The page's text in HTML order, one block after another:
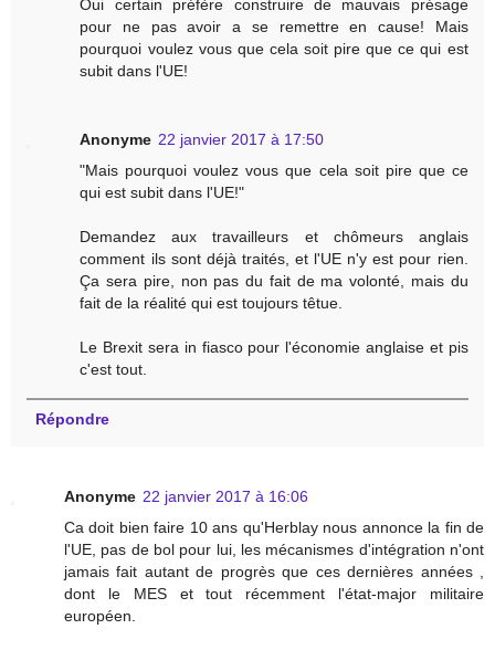
Oui certain préfère construire de mauvais présage
pour ne pas avoir a se remettre en cause! Mais
pourquoi voulez vous que cela soit pire que ce qui est
subit dans l'UE!
Anonyme 22 janvier 2017 à 17:50
"Mais pourquoi voulez vous que cela soit pire que ce
qui est subit dans l'UE!"
Demandez aux travailleurs et chômeurs anglais
comment ils sont déjà traités, et l'UE n'y est pour rien.
Ça sera pire, non pas du fait de ma volonté, mais du
fait de la réalité qui est toujours têtue.
Le Brexit sera in fiasco pour l'économie anglaise et pis
c'est tout.
Répondre
Anonyme 22 janvier 2017 à 16:06
Ca doit bien faire 10 ans qu'Herblay nous annonce la fin de
l'UE, pas de bol pour lui, les mécanismes d'intégration n'ont
jamais fait autant de progrès que ces dernières années ,
dont le MES et tout récemment l'état-major militaire
européen.